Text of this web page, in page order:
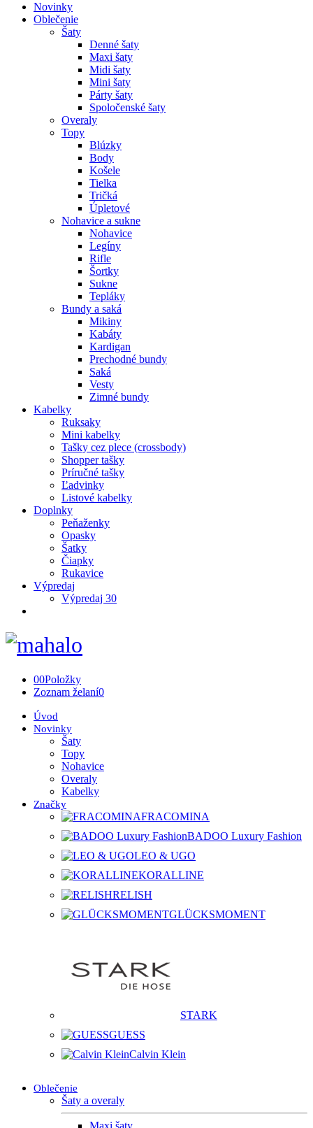
Novinky
Oblečenie
Šaty
Denné šaty
Maxi šaty
Midi šaty
Mini šaty
Párty šaty
Spoločenské šaty
Overaly
Topy
Blúzky
Body
Košele
Tielka
Tričká
Úpletové
Nohavice a sukne
Nohavice
Legíny
Rifle
Šortky
Sukne
Tepláky
Bundy a saká
Mikiny
Kabáty
Kardigan
Prechodné bundy
Saká
Vesty
Zimné bundy
Kabelky
Ruksaky
Mini kabelky
Tašky cez plece (crossbody)
Shopper tašky
Príručné tašky
Ľadvinky
Listové kabelky
Doplnky
Peňaženky
Opasky
Šatky
Čiapky
Rukavice
Výpredaj
Výpredaj 30
00Položky
Zoznam želaní0
Úvod
Novinky
Šaty
Topy
Nohavice
Overaly
Kabelky
Značky
FRACOMINA
BADOO Luxury Fashion
LEO & UGO
KORALLINE
RELISH
GLÜCKSMOMENT
STARK
GUESS
Calvin Klein
Oblečenie
Šaty a overaly
Maxi šaty